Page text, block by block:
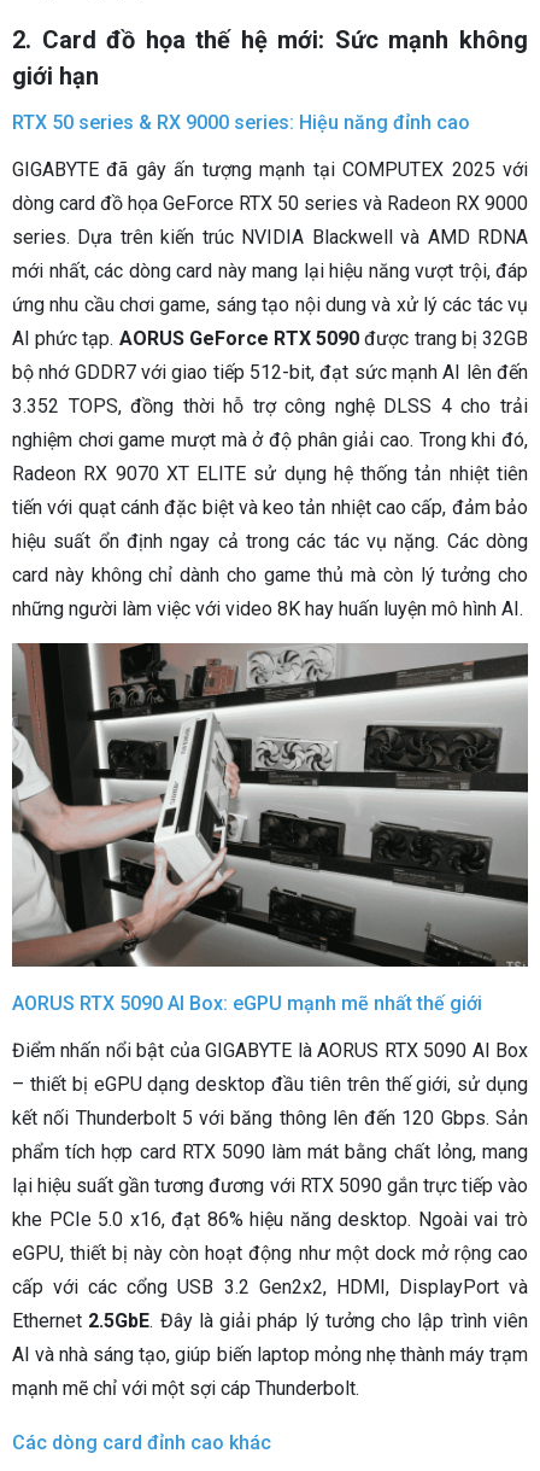
2. Card đồ họa thế hệ mới: Sức mạnh không
giới hạn
RTX 50 series & RX 9000 series: Hiệu năng đỉnh cao
GIGABYTE đã gây ấn tượng mạnh tại COMPUTEX 2025 với
dòng card đồ họa GeForce RTX 50 series và Radeon RX 9000
series. Dựa trên kiến trúc NVIDIA Blackwell và AMD RDNA
mới nhất, các dòng card này mang lại hiệu năng vượt trội, đáp
ứng nhu cầu chơi game, sáng tạo nội dung và xử lý các tác vụ
AI phức tạp. AORUS GeForce RTX 5090 được trang bị 32GB
bộ nhớ GDDR7 với giao tiếp 512-bit, đạt sức mạnh AI lên đến
3.352 TOPS, đồng thời hỗ trợ công nghệ DLSS 4 cho trải
nghiệm chơi game mượt mà ở độ phân giải cao. Trong khi đó,
Radeon RX 9070 XT ELITE sử dụng hệ thống tản nhiệt tiên
tiến với quạt cánh đặc biệt và keo tản nhiệt cao cấp, đảm bảo
hiệu suất ổn định ngay cả trong các tác vụ nặng. Các dòng
card này không chỉ dành cho game thủ mà còn lý tưởng cho
những người làm việc với video 8K hay huấn luyện mô hình AI.
AORUS RTX 5090 AI Box: eGPU mạnh mẽ nhất thế giới
Điểm nhấn nổi bật của GIGABYTE là AORUS RTX 5090 AI Box
– thiết bị eGPU dạng desktop đầu tiên trên thế giới, sử dụng
kết nối Thunderbolt 5 với băng thông lên đến 120 Gbps. Sản
phẩm tích hợp card RTX 5090 làm mát bằng chất lỏng, mang
lại hiệu suất gần tương đương với RTX 5090 gắn trực tiếp vào
khe PCIe 5.0 x16, đạt 86% hiệu năng desktop. Ngoài vai trò
eGPU, thiết bị này còn hoạt động như một dock mở rộng cao
cấp với các cổng USB 3.2 Gen2x2, HDMI, DisplayPort và
Ethernet 2.5GbE. Đây là giải pháp lý tưởng cho lập trình viên
AI và nhà sáng tạo, giúp biến laptop mỏng nhẹ thành máy trạm
mạnh mẽ chỉ với một sợi cáp Thunderbolt.
Các dòng card đỉnh cao khác